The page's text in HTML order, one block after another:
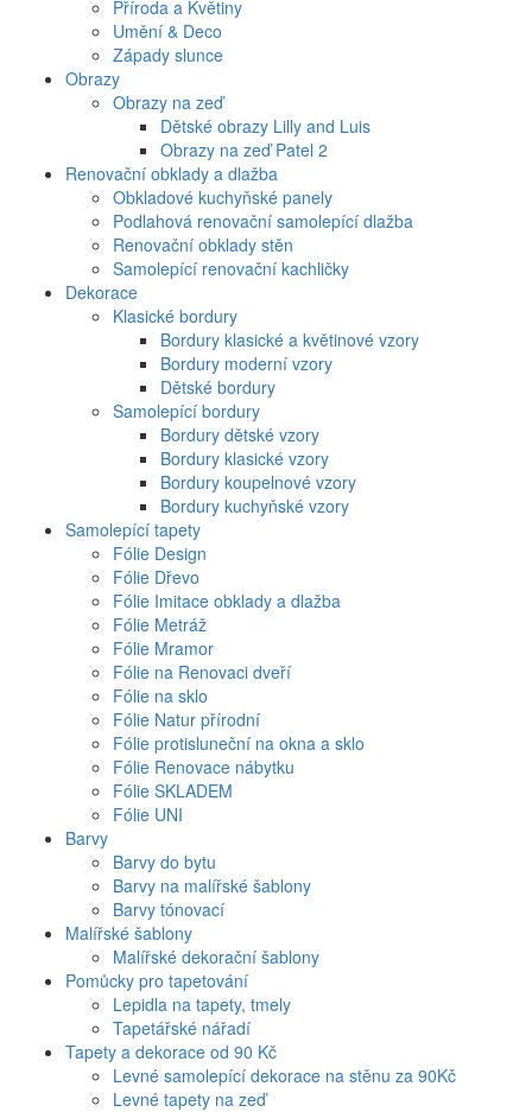
Příroda a Květiny
Umění & Deco
Západy slunce
Obrazy
Obrazy na zeď
Dětské obrazy Lilly and Luis
Obrazy na zeď Patel 2
Renovační obklady a dlažba
Obkladové kuchyňské panely
Podlahová renovační samolepící dlažba
Renovační obklady stěn
Samolepící renovační kachličky
Dekorace
Klasické bordury
Bordury klasické a květinové vzory
Bordury moderní vzory
Dětské bordury
Samolepící bordury
Bordury dětské vzory
Bordury klasické vzory
Bordury koupelnové vzory
Bordury kuchyňské vzory
Samolepící tapety
Fólie Design
Fólie Dřevo
Fólie Imitace obklady a dlažba
Fólie Metráž
Fólie Mramor
Fólie na Renovaci dveří
Fólie na sklo
Fólie Natur přírodní
Fólie protisluneční na okna a sklo
Fólie Renovace nábytku
Fólie SKLADEM
Fólie UNI
Barvy
Barvy do bytu
Barvy na malířské šablony
Barvy tónovací
Malířské šablony
Malířské dekorační šablony
Pomůcky pro tapetování
Lepidla na tapety, tmely
Tapetářské nářadí
Tapety a dekorace od 90 Kč
Levné samolepící dekorace na stěnu za 90Kč
Levné tapety na zeď